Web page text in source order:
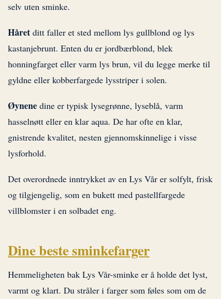
selv uten sminke.
Håret ditt faller et sted mellom lys gullblond og lys
kastanjebrunt. Enten du er jordbærblond, blek
honningfarget eller varm lys brun, vil du legge merke til
gyldne eller kobberfargede lysstriper i solen.
Øynene dine er typisk lysegrønne, lyseblå, varm
hasselnøtt eller en klar aqua. De har ofte en klar,
gnistrende kvalitet, nesten gjennomskinnelige i visse
lysforhold.
Det overordnede inntrykket av en Lys Vår er solfylt, frisk
og tilgjengelig, som en bukett med pastellfargede
villblomster i en solbadet eng.
Dine beste sminkefarger
Hemmeligheten bak Lys Vår-sminke er å holde det lyst,
varmt og klart. Du stråler i farger som føles som om de